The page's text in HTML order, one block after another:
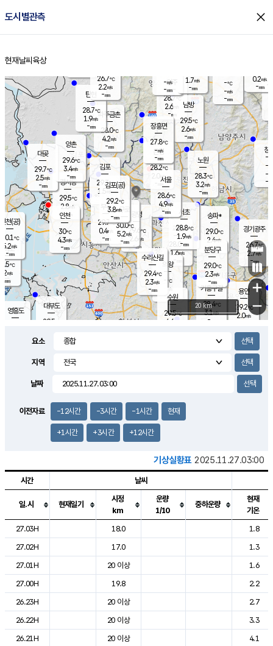
도시별관측 close
홈
현재날씨 육상
의도
℃
m/s
mm
영흥도
양주
28.7℃
2.6
-mm
과천
28.0℃
1.6m/s
- mm
용인
29.2℃
2.0m/s
경기광주
26.7℃
2.7m/s
-mm
3.8m/s
대부도
29.5
경서동
29.5℃
2.8 m/s
-mm
파주금촌
28.0℃
4.2m/s
-mm
-℃
-m/s
-mm
대곶
29.7℃
2.5m/s
-mm
창
-
-m/
-
탄현
28.7℃
1.9m/s
-mm
0.2m/s
-mm
의왕
- ℃
m/s
mm
김포
29.3℃
1.5 m/s
mm
광명
29.6 ℃
2.6 m/s
-mm
부천
29.7℃
0.4m/s
-mm
양촌
29.6℃
3.4m/s
-mm
구로
30.0℃
5.2m/s
-mm
은평
28.2℃
2.0 m/s
- mm
노원
28.3℃
3.2m/s
-mm
송파*
29.0℃
2.4m/s
-mm
서초
28.8℃
1.9m/s
-mm
남방
29.5℃
2.6m/s
-mm
기흥구갈
28.4℃
3.1m/s
-
수리산길
29.4℃
2.3m/s
-mm
분당구
29.0℃
2.3m/s
-mm
장흥면
27.8℃
-m/s
-mm
-m/s
-mm
인천(공)
30.1℃
5.2m/s
-mm
김포(공)
29.2℃
3.8m/s
-mm
수원
29.5℃
4.6 m/s
인천
30℃
4.3m/s
-mm
서울
28.6℃
4.9m/s
-mm
26.7℃
2.2m/s
-mm
1.7m/s
-mm
+
−
20 km
요소
지역
날짜
이전자료 -12시간 -3시간 -1시간 현재
+1시간 +3시간 +12시간
기상실황표 2025.11.27.03:00
도시별 기상실황표로 지점, 날씨, 기온, 강수, 바람, 기압등을 안내한 표입
시간 날씨
일.시 현재일기
시정
km
운량
1/10
중하운량
현재
기온
27.03H
18.0
1.8
27.02H
17.0
1.3
27.01H
20 이상
1.6
27.00H
19.8
2.2
26.23H
20 이상
2.7
26.22H
20 이상
3.3
26.21H
20 이상
4.1